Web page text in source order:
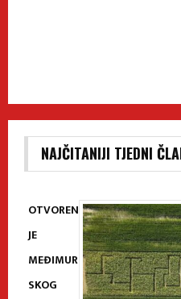
NAJČITANIJI TJEDNI
OTVOREN
JE
MEĐIMUR
SKOG